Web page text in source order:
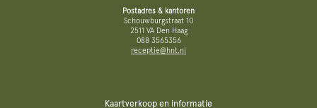
Postadres & kantoren
Schouwburgstraat 10
2511 VA Den Haag
088 3565356
receptie@hnt.nl
Kaartverkoop en informatie